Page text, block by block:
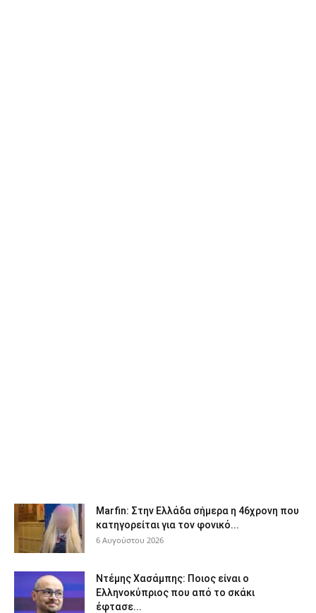
Marfin: Στην Ελλάδα σήμερα η 46χρονη που
κατηγορείται για τον φονικό...
6 Αυγούστου 2026
Ντέμης Χασάμπης: Ποιος είναι ο
Ελληνοκύπριος που από το σκάκι
έφτασε...